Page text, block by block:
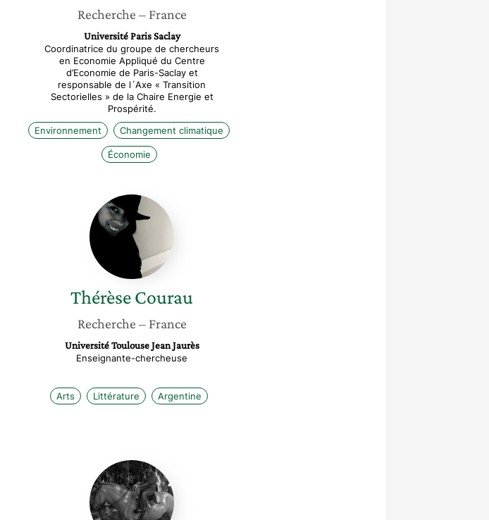
Recherche – France
Université Paris Saclay
Coordinatrice du groupe de chercheurs
en Economie Appliqué du Centre
d’Economie de Paris-Saclay et
responsable de l´Axe « Transition
Sectorielles » de la Chaire Energie et
Prospérité.
Environnement
Changement climatique
Économie
Thérèse
Courau
ThérèseCourau
Recherche – France
Université Toulouse Jean Jaurès
Enseignante-chercheuse
Arts Littérature Argentine
Agathe
Alexandre